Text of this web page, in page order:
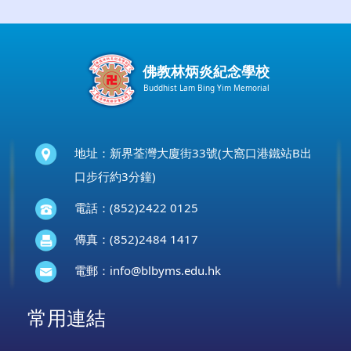
佛教林炳炎紀念學校
Buddhist Lam Bing Yim Memorial
地址：新界荃灣大廈街33號(大窩口港鐵站B出
口步行約3分鐘)
電話：(852)2422 0125
傳真：(852)2484 1417
電郵： info@blbyms.edu.hk
常用連結